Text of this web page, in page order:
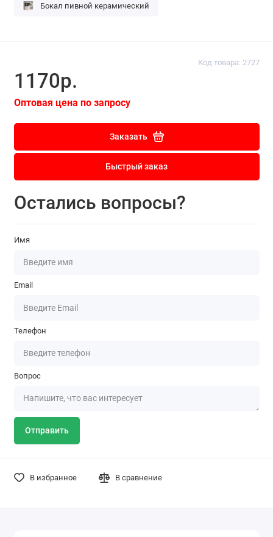
Код товара: 2727
1170р.
Оптовая цена по запросу
Заказать
Быстрый заказ
Остались вопросы?
Имя
Email
Телефон
Вопрос
Отправить
В избранное В сравнение
Бокал пивной керамический